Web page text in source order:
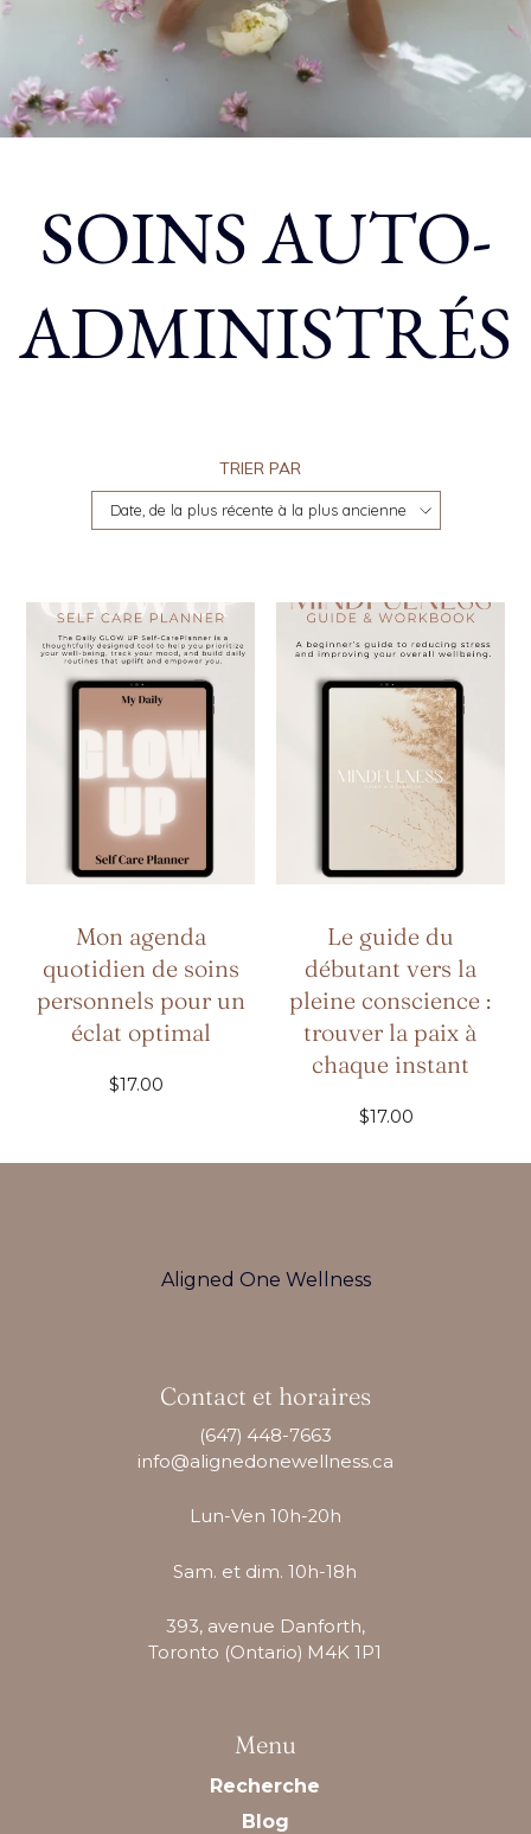
C
O
E
C
I
O
:
SOINS AUTO-
ADMINISTRÉS
TRIER PAR
Mon
Agenda
Quotidien
De
Soins
Personnels
Pour
Un
Éclat
Mon agenda
quotidien de soins
personnels pour un
éclat optimal
Prix
$17.00
Le
Guide
Du
Débutant
Vers
La
Pleine
Conscience :
Trouver
Paix
Instant
Le guide du
débutant vers la
pleine conscience :
trouver la paix à
chaque instant
Prix
$17.00
Aligned One Wellness
Contact et horaires
(647) 448-7663
info@alignedonewellness.ca
Lun-Ven 10h-20h
Sam. et dim. 10h-18h
393, avenue Danforth,
Toronto (Ontario) M4K 1P1
Menu
Recherche
Blog